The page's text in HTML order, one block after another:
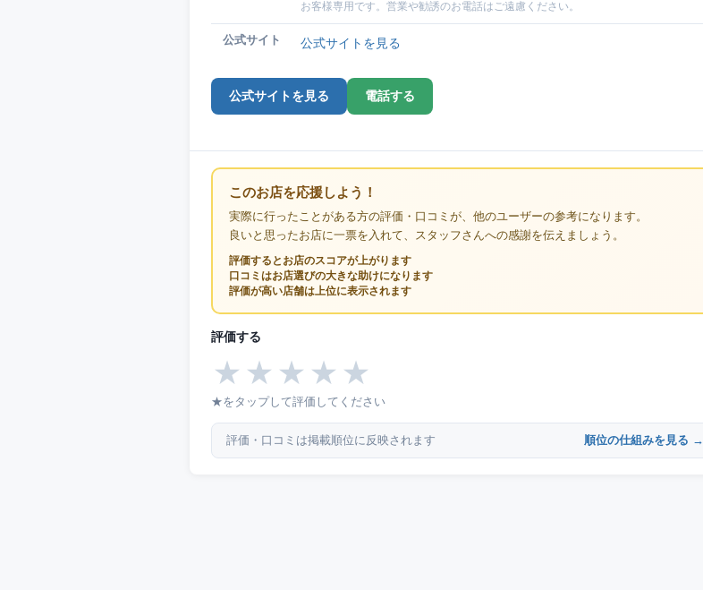
お客様専用です。営業や勧誘のお電話はご遠慮ください。
公式サイト 公式サイトを見る
公式サイトを見る 電話する
このお店を応援しよう！
実際に行ったことがある方の評価・口コミが、他のユーザーの参考になります。
良いと思ったお店に一票を入れて、スタッフさんへの感謝を伝えましょう。
評価するとお店のスコアが上がります
口コミはお店選びの大きな助けになります
評価が高い店舗は上位に表示されます
評価する
★ ★ ★ ★ ★
★をタップして評価してください
評価・口コミは掲載順位に反映されます 順位の仕組みを見る →